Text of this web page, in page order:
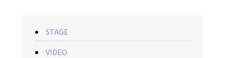
STAGE
VIDEO